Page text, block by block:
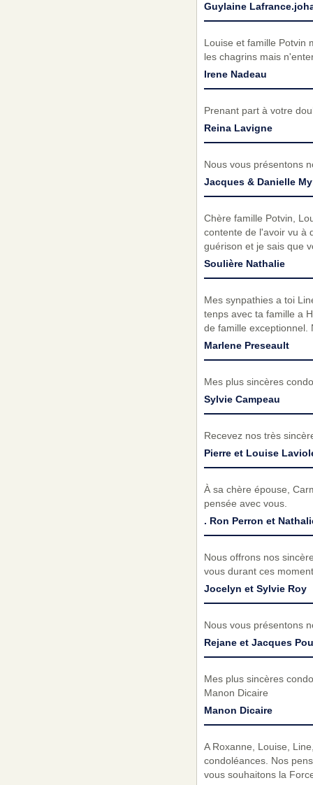
Guylaine
Louise et famille Potvin
les chagrins mais
Irene Nadeau
Prenant part à votre
Reina Lavigne
Nous vous présentons
Jacques & Danielle
Chère famille Potvin,
contente de l'avoir vu à
guérison et je sais que
Soulière Nathalie
Mes synpathies a toi
tenps avec ta famille a
de famille
Marlene Preseault
Mes plus sincères
Sylvie Campeau
Recevez nos très
Pierre et Louise
À sa chère épouse,
pensée avec vous.
. Ron Perron et
Nous offrons nos
vous durant ces
Jocelyn et Sylvie Roy
Nous vous présentons
Rejane et Jacques
Mes plus sincères
Manon Dicaire
Manon Dicaire
A Roxanne, Louise,
condoléances. Nos
vous souhaitons la